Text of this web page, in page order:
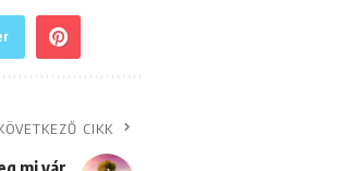
CIKK